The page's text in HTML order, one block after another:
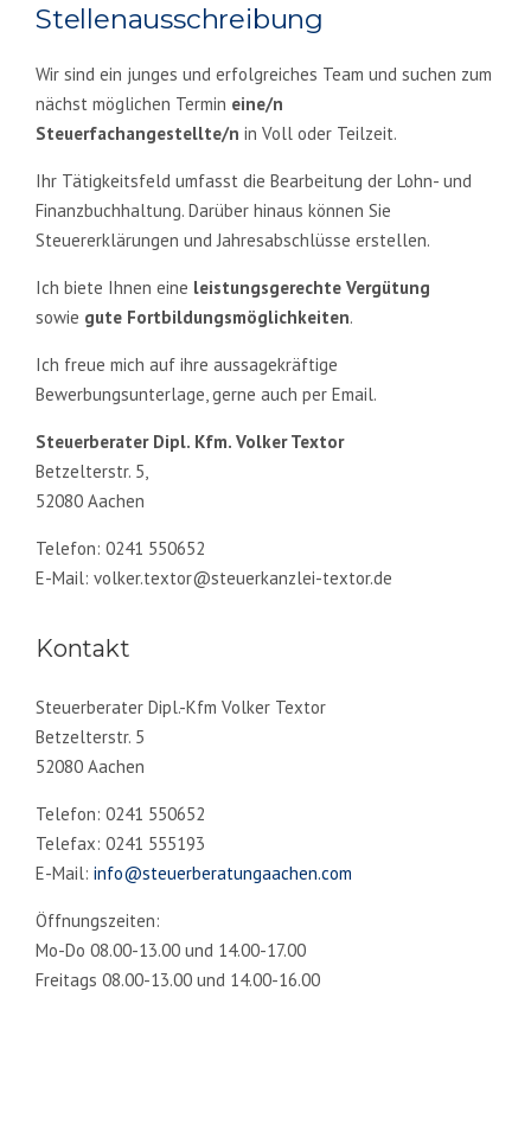
Stellenausschreibung
Wir sind ein junges und erfolgreiches Team und suchen zum
nächst möglichen Termin eine/n
Steuerfachangestellte/n in Voll oder Teilzeit.
Ihr Tätigkeitsfeld umfasst die Bearbeitung der Lohn- und
Finanzbuchhaltung. Darüber hinaus können Sie
Steuererklärungen und Jahresabschlüsse erstellen.
Ich biete Ihnen eine leistungsgerechte Vergütung
sowie gute Fortbildungsmöglichkeiten.
Ich freue mich auf ihre aussagekräftige
Bewerbungsunterlage, gerne auch per Email.
Steuerberater Dipl. Kfm. Volker Textor
Betzelterstr. 5,
52080 Aachen
Telefon: 0241 550652
E-Mail: volker.textor@steuerkanzlei-textor.de
Kontakt
Steuerberater Dipl.-Kfm Volker Textor
Betzelterstr. 5
52080 Aachen
Telefon: 0241 550652
Telefax: 0241 555193
E-Mail: info@steuerberatungaachen.com
Öffnungszeiten:
Mo-Do 08.00-13.00 und 14.00-17.00
Freitags 08.00-13.00 und 14.00-16.00